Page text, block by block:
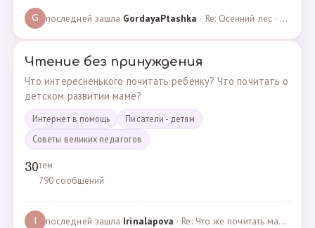
G последней зашла GordayaPtashka · Re: Осенний лес · 05.05.2022
Чтение без принуждения
Что интересненького почитать ребёнку? Что почитать о
детском развитии маме?
Интернет в помощь
Писатели - детям
Советы великих педагогов
30тем
790 сообщений
последней зашла Irinalapova · Re: Что же почитать маме о правильном воспитании ре? · 23.02.2025